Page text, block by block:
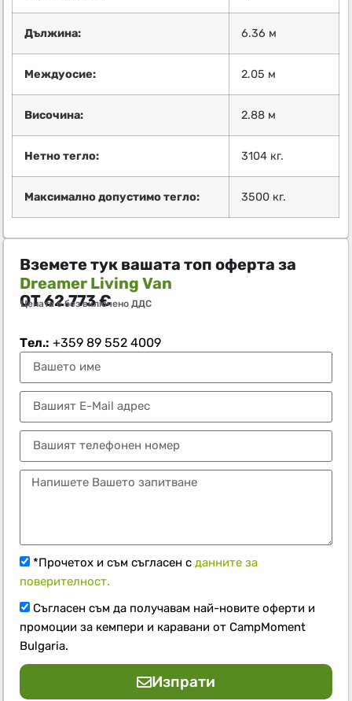
Дължина: 6.36 м
Междуосие: 2.05 м
Височина: 2.88 м
Нетно тегло: 3104 кг.
Максимално допустимо тегло: 3500 кг.
Вземете тук вашата топ оферта за
Dreamer Living Van
ОТ62.773€
Цената е без включено ДДС
Тел.:+359 89 552 4009
*Прочетох и съм съгласен сданните за
поверителност.
Съгласен съм да получавам най-новите оферти и
промоции за кемпери и каравани от CampMoment
Bulgaria.
Изпрати